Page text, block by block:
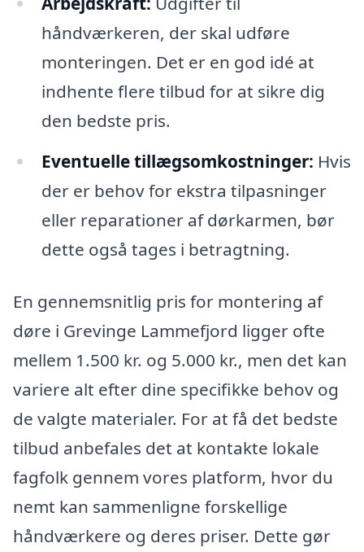
håndværkeren, der skal udføre
monteringen. Det er en god idé at
indhente flere tilbud for at sikre dig
den bedste pris.
Eventuelle tillægsomkostninger: Hvis
der er behov for ekstra tilpasninger
eller reparationer af dørkarmen, bør
dette også tages i betragtning.
En gennemsnitlig pris for montering af
døre i Grevinge Lammefjord ligger ofte
mellem 1.500 kr. og 5.000 kr., men det kan
variere alt efter dine specifikke behov og
de valgte materialer. For at få det bedste
tilbud anbefales det at kontakte lokale
fagfolk gennem vores platform, hvor du
nemt kan sammenligne forskellige
håndværkere og deres priser. Dette gør